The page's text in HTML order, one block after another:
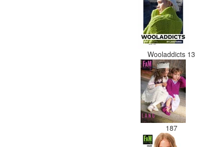
Wooladdicts 13
187